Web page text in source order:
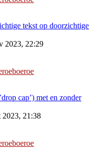
tekst op doorzichtige
2023, 22:29
cap’) met en zonder
2023, 21:38